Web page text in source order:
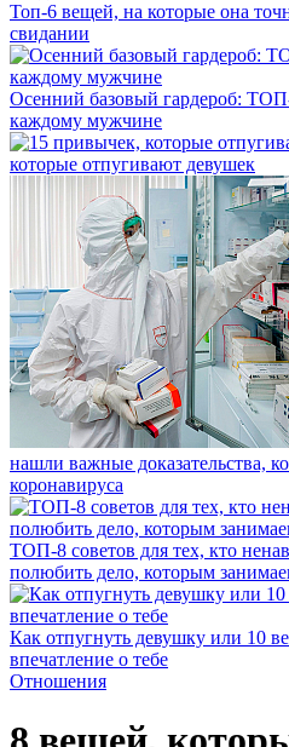
Топ-6 вещей, на которые она
свидании
Осенний базовый гардероб:
каждому мужчине
которые отпугивают девушек
нашли важные доказательства,
коронавируса
ТОП-8 советов для тех, кто
полюбить дело, которым
Как отпугнуть девушку или 10
впечатление о тебе
Отношения